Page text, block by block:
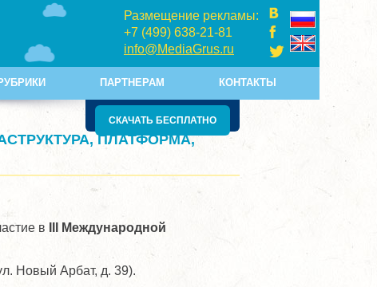
ПАРТНЕРАМ КОНТАКТЫ
Размещение рекламы:
+7 (499) 638-21-81
info@MediaGrus.ru
СКАЧАТЬ БЕСПЛАТНО
ПЛАТФОРМА,
в
III Международной
Новый Арбат, д. 39).